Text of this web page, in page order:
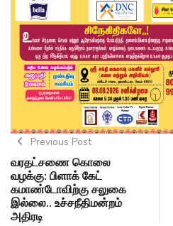
Previous Post
வரதட்சணை கொலை
வழக்கு: பிளாக் கேட்
கமாண்டோவிற்கு சலுகை
இல்லை.. உச்சநீதிமன்றம்
அதிரடி